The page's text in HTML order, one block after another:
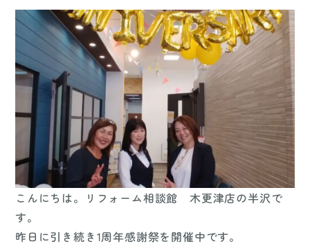
こんにちは。リフォーム相談館 木更津店の半沢で
す。
昨日に引き続き1周年感謝祭を開催中です。